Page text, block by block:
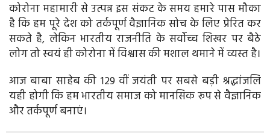
कोरोना महामारी से उत्पन्न इस संकट के समय हमारे पास मौका
है कि हम पूरे देश को तर्कपूर्ण वैज्ञानिक सोच के लिए प्रेरित कर
सकते है, लेकिन भारतीय राजनीति के सर्वोच्च शिखर पर बैठे
लोग तो स्वयं ही कोरोना में विश्वास की मशाल थमाने में व्यस्त है।
आज बाबा साहेब की 129 वीं जयंती पर सबसे बड़ी श्रद्धांजलि
यही होगी कि हम भारतीय समाज को मानसिक रूप से वैज्ञानिक
और तर्कपूर्ण बनाएं।